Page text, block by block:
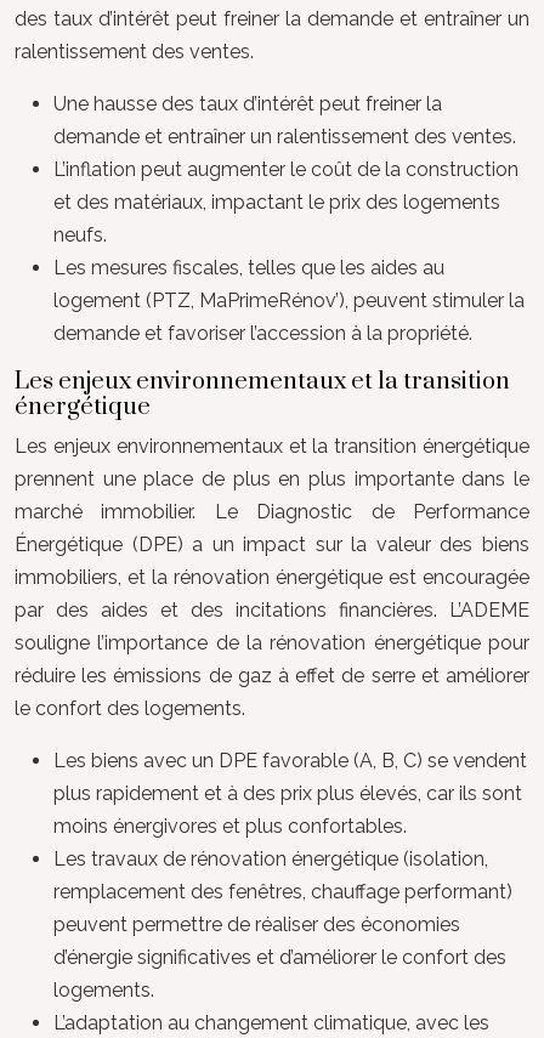
des taux d’intérêt peut freiner la demande et entraîner un
ralentissement des ventes.
Une hausse des taux d’intérêt peut freiner la
demande et entraîner un ralentissement des ventes.
L’inflation peut augmenter le coût de la construction
et des matériaux, impactant le prix des logements
neufs.
Les mesures fiscales, telles que les aides au
logement (PTZ, MaPrimeRénov’), peuvent stimuler la
demande et favoriser l’accession à la propriété.
Les enjeux environnementaux et la transition
énergétique
Les enjeux environnementaux et la transition énergétique
prennent une place de plus en plus importante dans le
marché immobilier. Le Diagnostic de Performance
Énergétique (DPE) a un impact sur la valeur des biens
immobiliers, et la rénovation énergétique est encouragée
par des aides et des incitations financières. L’ADEME
souligne l’importance de la rénovation énergétique pour
réduire les émissions de gaz à effet de serre et améliorer
le confort des logements.
Les biens avec un DPE favorable (A, B, C) se vendent
plus rapidement et à des prix plus élevés, car ils sont
moins énergivores et plus confortables.
Les travaux de rénovation énergétique (isolation,
remplacement des fenêtres, chauffage performant)
peuvent permettre de réaliser des économies
d’énergie significatives et d’améliorer le confort des
logements.
L’adaptation au changement climatique, avec les